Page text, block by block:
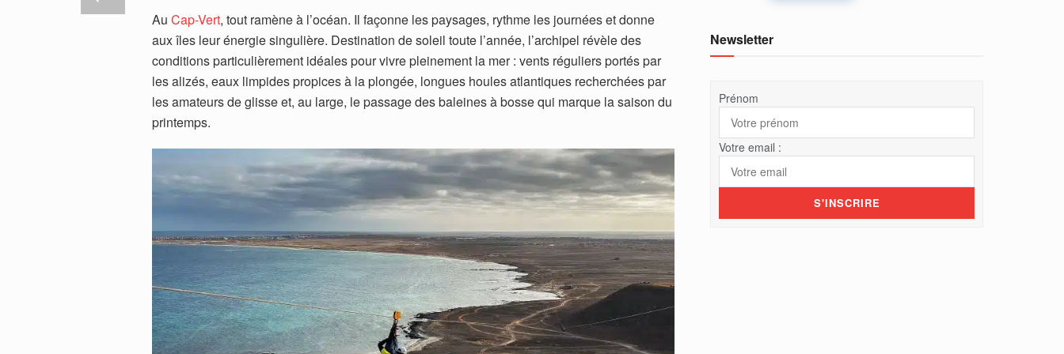
Au Cap-Vert, tout ramène à l’océan. Il façonne les paysages, rythme les journées et donne
aux îles leur énergie singulière. Destination de soleil toute l’année, l’archipel révèle des
conditions particulièrement idéales pour vivre pleinement la mer : vents réguliers portés par
les alizés, eaux limpides propices à la plongée, longues houles atlantiques recherchées par
les amateurs de glisse et, au large, le passage des baleines à bosse qui marque la saison du
printemps.
Newsletter
Prénom
Votre email :